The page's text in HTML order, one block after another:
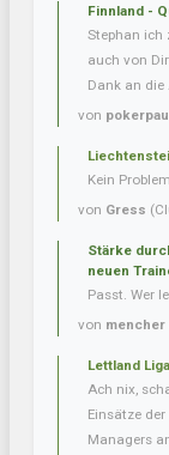
Finnland -
Stephan ich
auch von
Dank an die
von
Kein
von Gress
Stärke
neuen
Passt. Wer
von mencher
Lettland
Ach nix,
Einsätze
Managers